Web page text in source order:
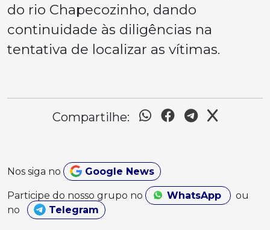
do rio Chapecozinho, dando
continuidade às diligências na
tentativa de localizar as vítimas.
Compartilhe:
Nos siga no Google News
Participe do nosso grupo no WhatsApp
ou
no
Telegram